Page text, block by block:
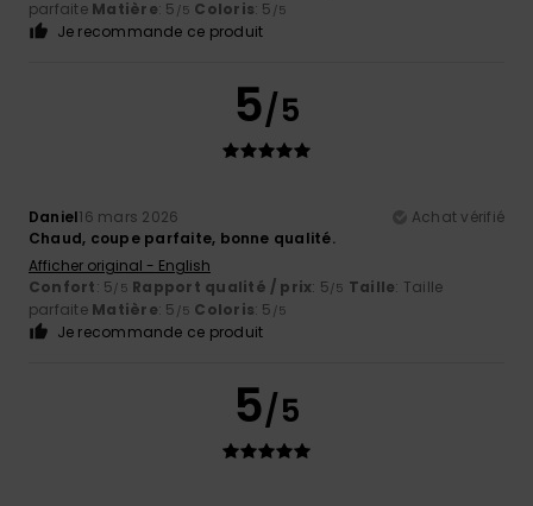
parfaite Matière: 5 /5 Coloris: 5 /5
Je recommande ce produit
5/5
Daniel16 mars 2026
Achat vérifié
Chaud, coupe parfaite, bonne qualité.
Afficher original - English
Confort: 5/5 Rapport qualité / prix: 5/5 Taille: Taille
parfaite Matière: 5 /5 Coloris: 5 /5
Je recommande ce produit
5/5